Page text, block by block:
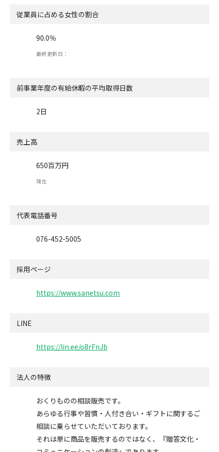
従業員に占める女性の割合
90.0％
最終更新日：
前事業年度の有給休暇の平均取得日数
2日
売上高
650百万円
現在
代表電話番号
076-452-5005
採用ページ
https://www.sanetsu.com
LINE
https://lin.ee/o8rFnJb
法人の特徴
おくりものの相談販売です。
あらゆる行事や習慣・人付き合い・ギフトに関するご
相談に乗らせていただいております。
それは単に商品を販売するのではなく、『贈答文化・